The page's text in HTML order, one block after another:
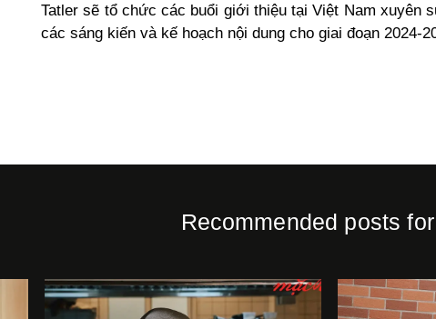
Tatler sẽ tổ chức các buổi giới thiệu tại Việt Nam xuyên
các sáng kiến và kế hoạch nội dung cho giai đoạn 2024-
Recommended posts